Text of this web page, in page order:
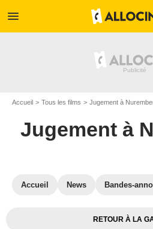
menu
Accueil Tous les films Jugement à
Jugement à
Accueil News Bandes-
RETOUR À LA